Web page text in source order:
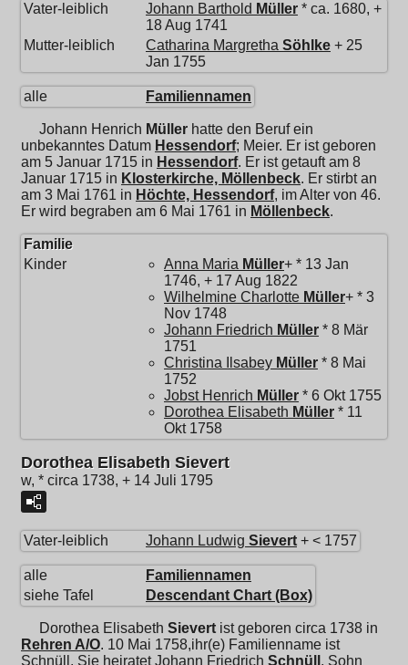
Vater-leiblich Johann Barthold Müller * ca. 1680, +
18 Aug 1741
Mutter-leiblich
Catharina Margretha Söhlke + 25
Jan 1755
alle Familiennamen
Johann Henrich Müller hatte den Beruf ein
unbekanntes Datum Hessendorf; Meier. Er ist geboren
am 5 Januar 1715 in Hessendorf. Er ist getauft am 8
Januar 1715 in Klosterkirche, Möllenbeck. Er stirbt an
am 3 Mai 1761 in Höchte, Hessendorf, im Alter von 46.
Er wird begraben am 6 Mai 1761 in Möllenbeck.
Familie
Kinder
Anna Maria Müller+ * 13 Jan
1746, + 17 Aug 1822
Wilhelmine Charlotte Müller+ * 3
Nov 1748
Johann Friedrich Müller * 8 Mär
1751
Christina Ilsabey Müller * 8 Mai
1752
Jobst Henrich Müller * 6 Okt 1755
Dorothea Elisabeth Müller * 11
Okt 1758
Dorothea Elisabeth Sievert
w, * circa 1738, + 14 Juli 1795
Vater-leiblich Johann Ludwig Sievert + < 1757
alle
Familiennamen
siehe Tafel
Descendant Chart (Box)
Dorothea Elisabeth Sievert ist geboren circa 1738 in
Rehren A/O. 10 Mai 1758,ihr(e) Familienname ist
Schnüll. Sie heiratetJohann Friedrich Schnüll , Sohn